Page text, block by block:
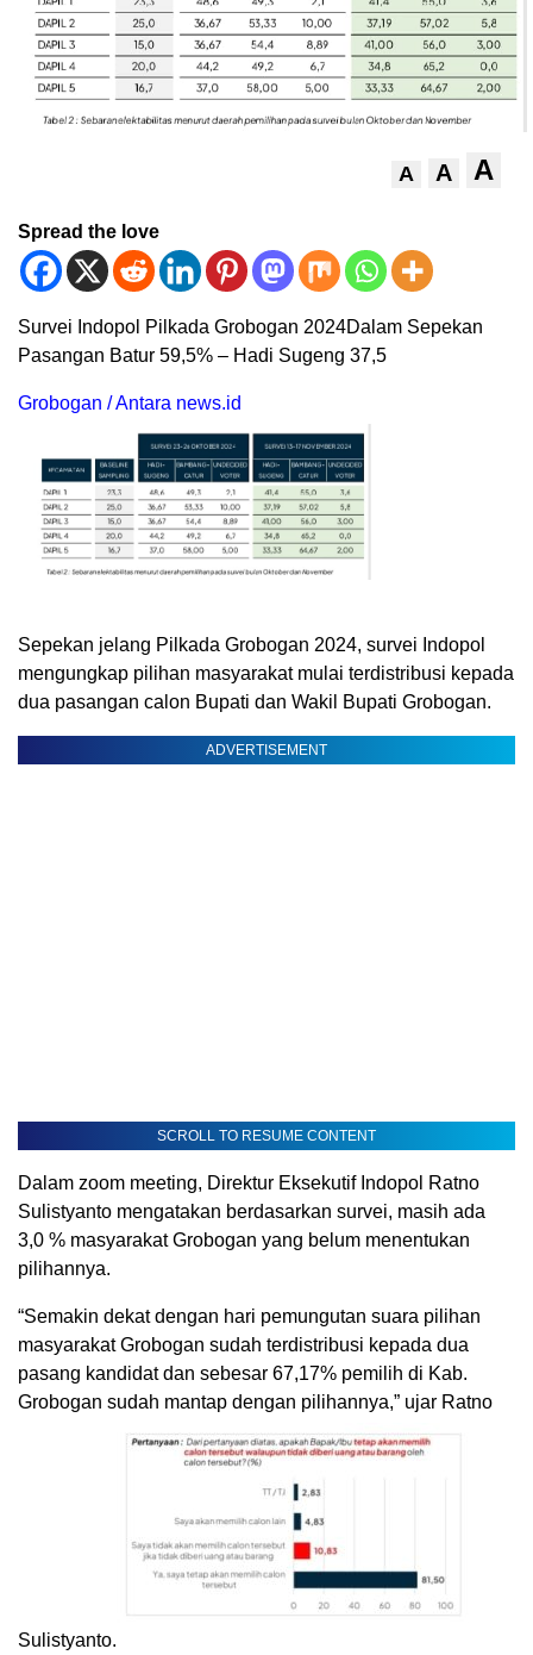
A A A
Spread the love
Survei Indopol Pilkada Grobogan 2024Dalam Sepekan
Pasangan Batur 59,5% – Hadi Sugeng 37,5
Grobogan / Antara news.id
Sepekan jelang Pilkada Grobogan 2024, survei Indopol
mengungkap pilihan masyarakat mulai terdistribusi kepada
dua pasangan calon Bupati dan Wakil Bupati Grobogan.
ADVERTISEMENT
SCROLL TO RESUME CONTENT
Dalam zoom meeting, Direktur Eksekutif Indopol Ratno
Sulistyanto mengatakan berdasarkan survei, masih ada
3,0 % masyarakat Grobogan yang belum menentukan
pilihannya.
“Semakin dekat dengan hari pemungutan suara pilihan
masyarakat Grobogan sudah terdistribusi kepada dua
pasang kandidat dan sebesar 67,17% pemilih di Kab.
Grobogan sudah mantap dengan pilihannya,” ujar Ratno
Sulistyanto.